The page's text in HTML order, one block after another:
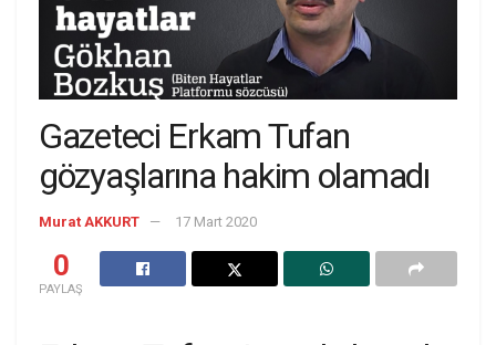
Gazeteci Erkam Tufan
gözyaşlarına hakim olamadı
Murat AKKURT 17 Mart 2020
0
PAYLAŞ